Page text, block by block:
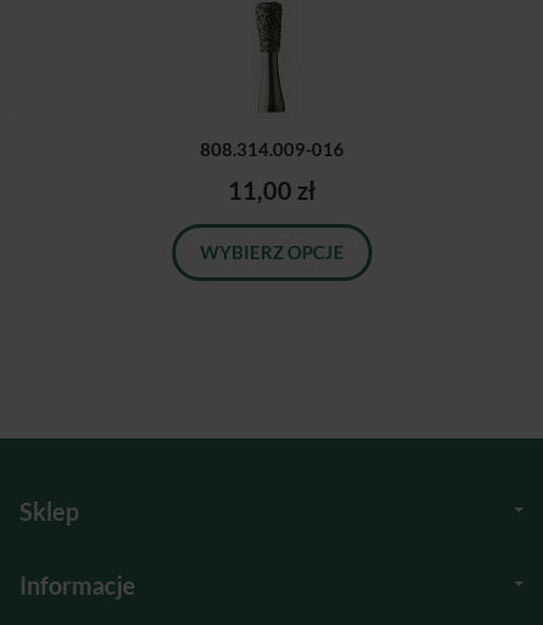
808.314.009-016
11,00 zł
WYBIERZ OPCJE
Sklep
Informacje